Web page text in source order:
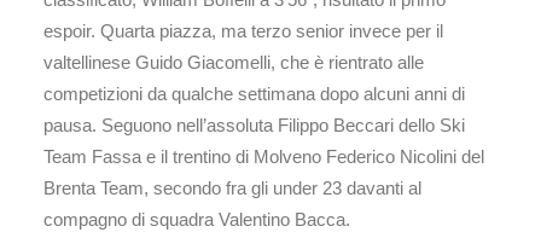
espoir. Quarta piazza, ma terzo senior invece per il
valtellinese Guido Giacomelli, che è rientrato alle
competizioni da qualche settimana dopo alcuni anni di
pausa. Seguono nell’assoluta Filippo Beccari dello Ski
Team Fassa e il trentino di Molveno Federico Nicolini del
Brenta Team, secondo fra gli under 23 davanti al
compagno di squadra Valentino Bacca.